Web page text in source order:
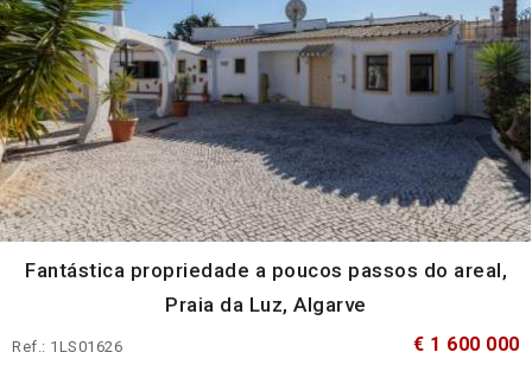
Fantástica propriedade a poucos passos do areal,
Praia da Luz, Algarve
Ref.: 1LS01626 € 1 600 000